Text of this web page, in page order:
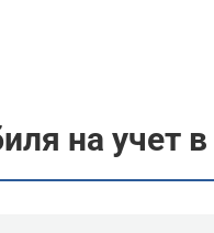
на учет